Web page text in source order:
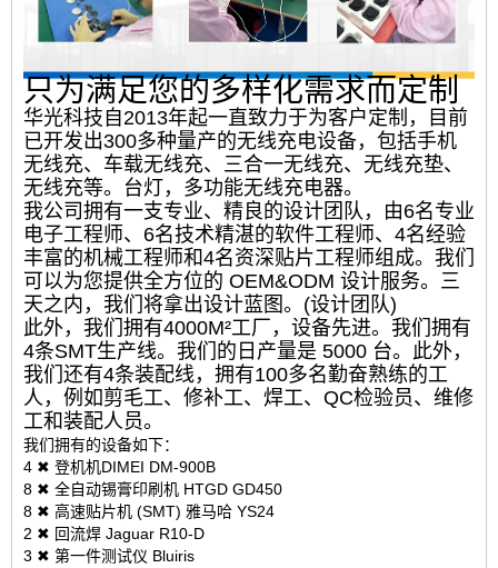
只为满足您的多样化需求而定制
华光科技自2013年起一直致力于为客户定制，目前
已开发出300多种量产的无线充电设备，包括手机
无线充、车载无线充、三合一无线充、无线充垫、
无线充等。台灯，多功能无线充电器。
我公司拥有一支专业、精良的设计团队，由6名专业
电子工程师、6名技术精湛的软件工程师、4名经验
丰富的机械工程师和4名资深贴片工程师组成。我们
可以为您提供全方位的 OEM&ODM 设计服务。三
天之内，我们将拿出设计蓝图。(设计团队)
此外，我们拥有4000M²工厂，设备先进。我们拥有
4条SMT生产线。我们的日产量是 5000 台。此外，
我们还有4条装配线，拥有100多名勤奋熟练的工
人，例如剪毛工、修补工、焊工、QC检验员、维修
工和装配人员。
我们拥有的设备如下：
4 ✖ 登机机DIMEI DM-900B
8 ✖ 全自动锡膏印刷机 HTGD GD450
8 ✖ 高速贴片机 (SMT) 雅马哈 YS24
2 ✖ 回流焊 Jaguar R10-D
3 ✖ 第一件测试仪 Bluiris